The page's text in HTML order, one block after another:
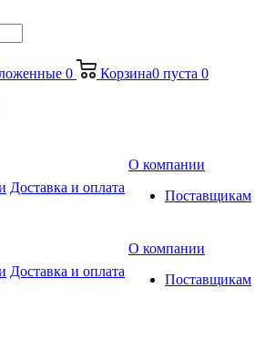
0 Корзина0 пуста 0
Доставка и оплата
О компании
Поставщикам
Доставка и оплата
О компании
Поставщикам